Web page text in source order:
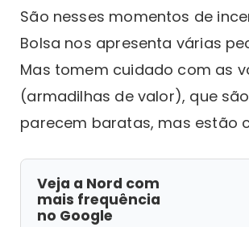
São nesses momentos de
Bolsa nos apresenta várias
Mas tomem cuidado com as
(armadilhas de valor), que
parecem baratas, mas estão
Veja a Nord com
mais frequência
no Google